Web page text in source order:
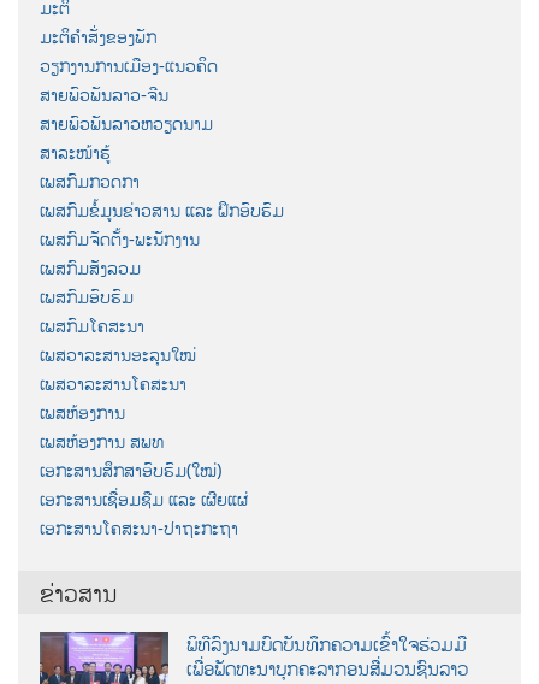
ມະຕິ
ມະຕິຄຳສັ່ງຂອງພັກ
ວຽກງານການເມືອງ-ແນວຄິດ
ສາຍພົວພັນລາວ-ຈີນ
ສາຍພົວພັນລາວຫວຽດນາມ
ສາລະໜ້າຮູ້
ເພສກົມກວດກາ
ເພສກົມຂໍ້ມູນຂ່າວສານ ແລະ ຝຶກອົບຮົມ
ເພສກົມຈັດຕັ້ງ-ພະນັກງານ
ເພສກົມສັງລວມ
ເພສກົມອົບຮົມ
ເພສກົມໂຄສະນາ
ເພສວາລະສານອະລຸນໃໝ່
ເພສວາລະສານໂຄສະນາ
ເພສຫ້ອງການ
ເພສຫ້ອງການ ສພທ
ເອກະສານສຶກສາອົບຮົມ(ໃໝ່)
ເອກະສານເຊື່ອມຊືມ ແລະ ເຜີຍແຜ່
ເອກະສານໂຄສະນາ-ປາຖະກະຖາ
ຂ່າວສານ
ພິທີລົງນາມບົດບັນທຶກຄວາມເຂົ້າໃຈຮ່ວມມື
ເພື່ອພັດທະນາບຸກຄະລາກອນສື່ມວນຊົນລາວ